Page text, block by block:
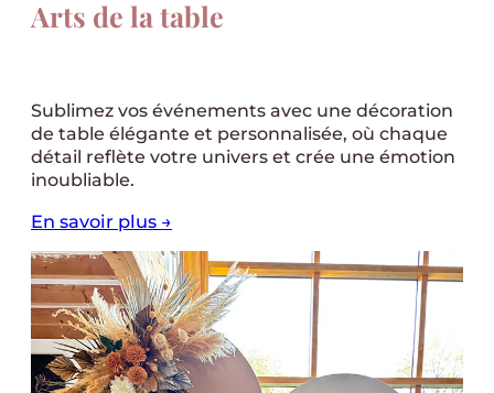
Arts de la table
Sublimez vos événements avec une décoration
de table élégante et personnalisée, où chaque
détail reflète votre univers et crée une émotion
inoubliable.
En savoir plus →